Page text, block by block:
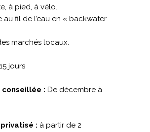
à pied, à vélo.
au fil de l’eau en « backwater
marchés locaux.
15 jours
conseillée : De décembre à
: à partir de 2